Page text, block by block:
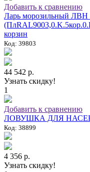
Добавить к сравнению
Ларь морозильный ЛВН
корзин
Код: 39803
44 542 р.
Узнать скидку!
1
Добавить к сравнению
ЛОВУШКА ДЛЯ
Код: 38899
4 356 р.
Узнать скидку!